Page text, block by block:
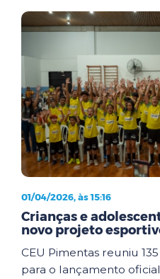
01/04/2026, às 15:16
Crianças e
novo projeto
CEU Pimentas reuniu
para o lançamento